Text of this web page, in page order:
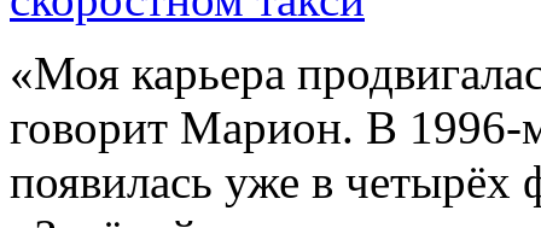
«Моя карьера
говорит Марион. В 1996-
появилась уже в